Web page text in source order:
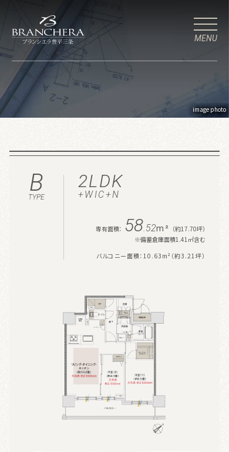
MENU
image photo
B
TYPE
2LDK
+WIC+N
専有面積： 58.52m² （約17.70坪）
※備蓄倉庫面積1.41㎡含む
バルコニー面積：10.63m²（約3.21坪）